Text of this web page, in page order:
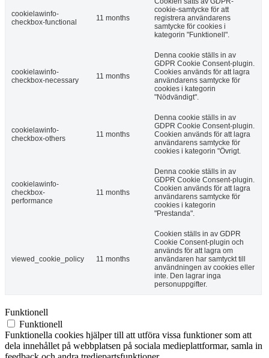
cookielawinfo-
checkbox-functional
11 months
cookie-samtycke för att
registrera användarens
samtycke för cookies i
kategorin "Funktionell".
cookielawinfo-
checkbox-necessary
11 months
Denna cookie ställs in av
GDPR Cookie Consent-plugin.
Cookies används för att lagra
användarens samtycke för
cookies i kategorin
"Nödvändigt".
cookielawinfo-
checkbox-others
11 months
Denna cookie ställs in av
GDPR Cookie Consent-plugin.
Cookien används för att lagra
användarens samtycke för
cookies i kategorin "Övrigt.
cookielawinfo-
checkbox-
performance
11 months
Denna cookie ställs in av
GDPR Cookie Consent-plugin.
Cookien används för att lagra
användarens samtycke för
cookies i kategorin
"Prestanda".
viewed_cookie_policy 11 months
Cookien ställs in av GDPR
Cookie Consent-plugin och
används för att lagra om
användaren har samtyckt till
användningen av cookies eller
inte. Den lagrar inga
personuppgifter.
Funktionell
Funktionell
Funktionella cookies hjälper till att utföra vissa funktioner som att
dela innehållet på webbplatsen på sociala medieplattformar, samla in